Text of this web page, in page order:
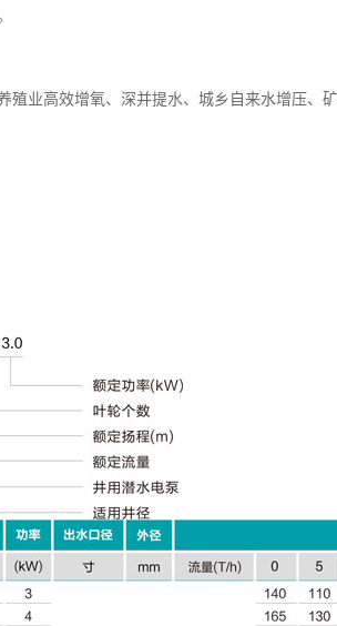
殖业高效增氧、深并提水、城乡自来水增压、